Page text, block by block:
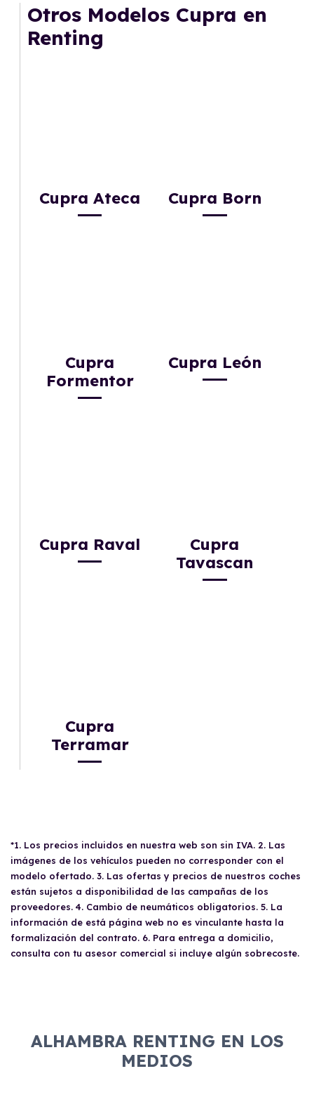
gusta cambiar de coche cada pocos años.
Otros Modelos Cupra en
Renting
Cupra Ateca Cupra Born
Cupra
Formentor
Cupra León
Cupra Raval
Cupra
Tavascan
Cupra
Terramar
*1. Los precios incluidos en nuestra web son sin IVA. 2. Las
imágenes de los vehículos pueden no corresponder con el
modelo ofertado. 3. Las ofertas y precios de nuestros coches
están sujetos a disponibilidad de las campañas de los
proveedores. 4. Cambio de neumáticos obligatorios. 5. La
información de está página web no es vinculante hasta la
formalización del contrato. 6. Para entrega a domicilio,
consulta con tu asesor comercial si incluye algún sobrecoste.
ALHAMBRA RENTING EN LOS
MEDIOS